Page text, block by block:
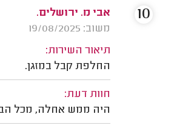
אבי מ. ירושלים.
משוב: 19/08/2025
תיאור השירות:
החלפת קבל במזגן.
חוות דעת:
היה ממש אחלה, מכל
10